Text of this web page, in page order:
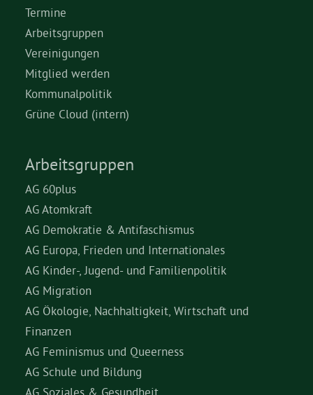
Termine
Arbeitsgruppen
Vereinigungen
Mitglied werden
Kommunalpolitik
Grüne Cloud (intern)
Arbeitsgruppen
AG 60plus
AG Atomkraft
AG Demokratie & Antifaschismus
AG Europa, Frieden und Internationales
AG Kinder-, Jugend- und Familienpolitik
AG Migration
AG Ökologie, Nachhaltigkeit, Wirtschaft und
Finanzen
AG Feminismus und Queerness
AG Schule und Bildung
AG Soziales & Gesundheit